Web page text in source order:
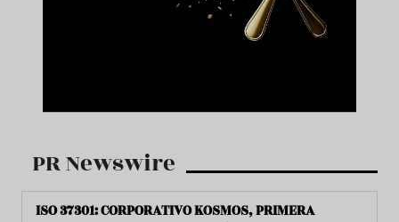
PR Newswire
ISO 37301: CORPORATIVO KOSMOS, PRIMERA